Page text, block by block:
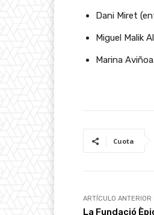
Dani Miret
Miguel Malik
Marina
Cuota
ARTÍCULO ANTERIOR
La Fundació